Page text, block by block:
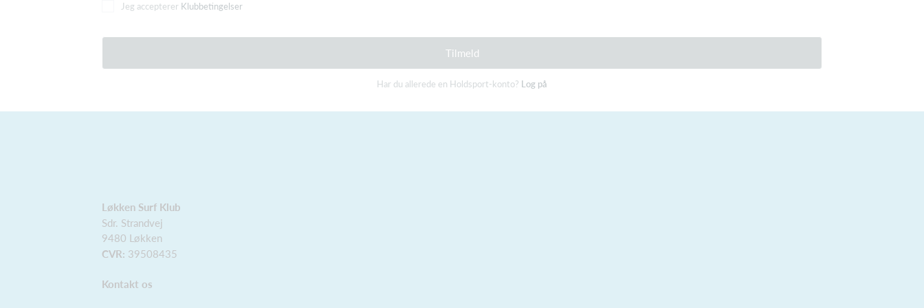
Jeg accepterer Klubbetingelser
Tilmeld
Har du allerede en Holdsport-konto? Log på
Løkken Surf Klub
Sdr. Strandvej
9480 Løkken
CVR: 39508435
Kontakt os